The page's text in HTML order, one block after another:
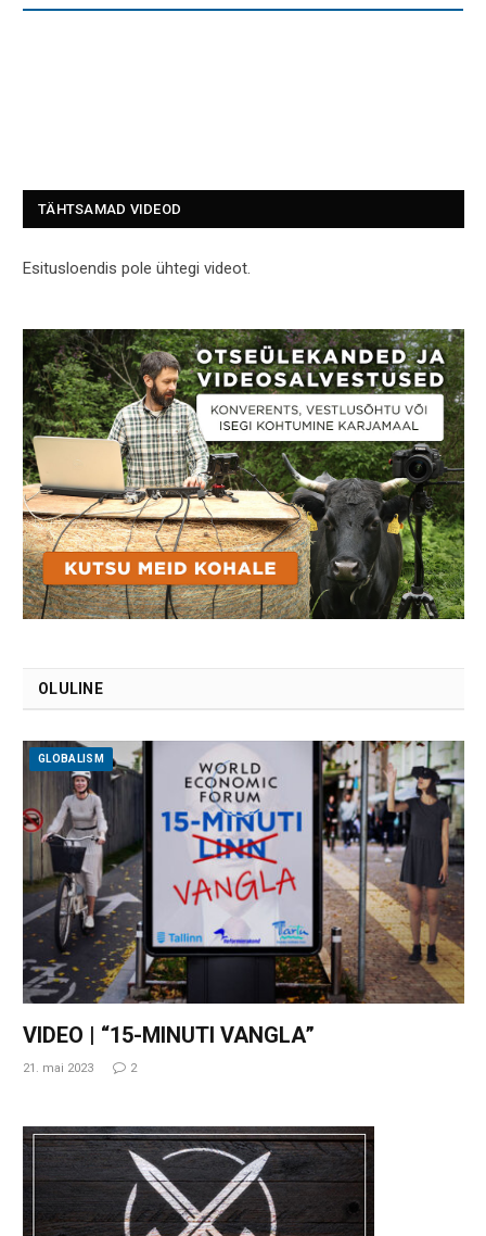
TÄHTSAMAD VIDEOD
Esitusloendis pole ühtegi videot.
OLULINE
GLOBALISM
VIDEO | “15-MINUTI VANGLA”
21. mai 2023 2